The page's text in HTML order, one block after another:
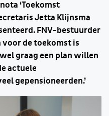
‘Toekomst
Jetta Klijnsma
FNV-bestuurder
voor de toekomst is
graag een plan willen
actuele
gepensioneerden.’